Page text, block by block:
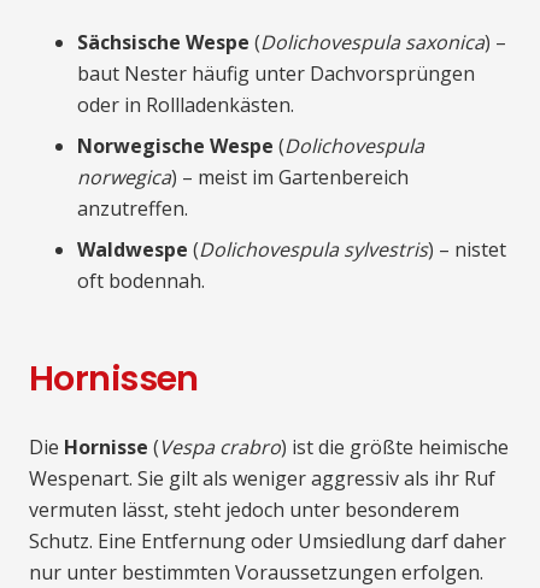
Sächsische Wespe (Dolichovespula saxonica) –
baut Nester häufig unter Dachvorsprüngen
oder in Rollladenkästen.
Norwegische Wespe (Dolichovespula
norwegica) – meist im Gartenbereich
anzutreffen.
Waldwespe (Dolichovespula sylvestris) – nistet
oft bodennah.
Hornissen
Die Hornisse (Vespa crabro) ist die größte heimische
Wespenart. Sie gilt als weniger aggressiv als ihr Ruf
vermuten lässt, steht jedoch unter besonderem
Schutz. Eine Entfernung oder Umsiedlung darf daher
nur unter bestimmten Voraussetzungen erfolgen.